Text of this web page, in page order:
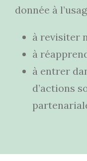
donnée à
à revisiter
à
à entrer
d’actions